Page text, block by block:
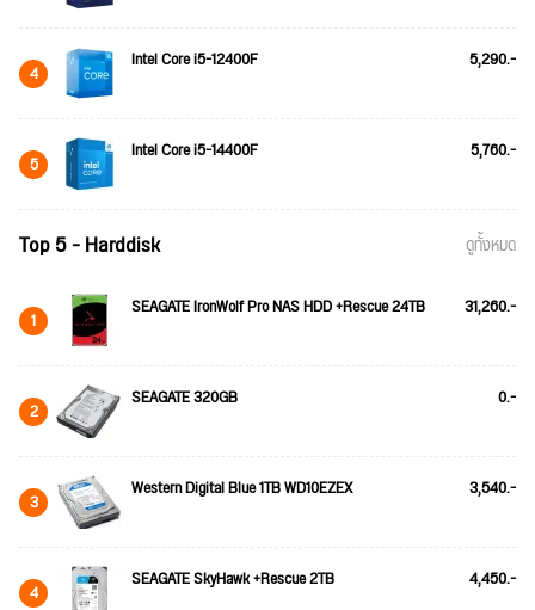
4 Intel Core i5-12400F 5,290.-
5 Intel Core i5-14400F 5,760.-
Top 5 - Harddisk ดูทั้งหมด
1 SEAGATE IronWolf Pro NAS HDD +Rescue 24TB 31,260.-
2 SEAGATE 320GB 0.-
3 Western Digital Blue 1TB WD10EZEX 3,540.-
4 SEAGATE SkyHawk +Rescue 2TB 4,450.-